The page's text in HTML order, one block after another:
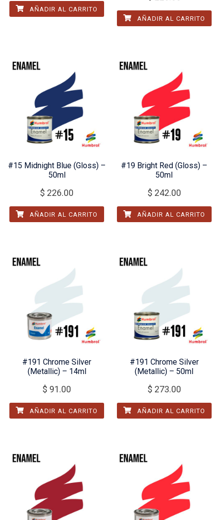
AÑADIR AL CARRITO
AÑADIR AL CARRITO
#15 Midnight Blue (Gloss) –
50ml
$ 226.00
AÑADIR AL CARRITO
#19 Bright Red (Gloss) –
50ml
$ 242.00
AÑADIR AL CARRITO
#191 Chrome Silver
(Metallic) – 14ml
$ 91.00
AÑADIR AL CARRITO
#191 Chrome Silver
(Metallic) – 50ml
$ 273.00
AÑADIR AL CARRITO